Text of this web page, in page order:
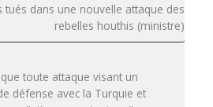
tués dans une nouvelle attaque des
rebelles houthis (ministre)
toute attaque visant un
défense avec la Turquie et